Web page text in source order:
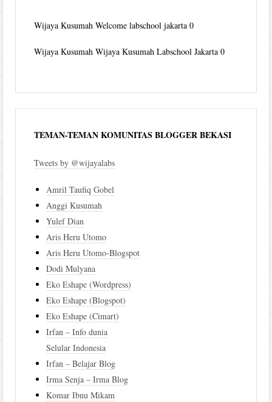
Wijaya Kusumah Welcome labschool jakarta 0
Wijaya Kusumah Wijaya Kusumah Labschool Jakarta 0
TEMAN-TEMAN KOMUNITAS BLOGGER BEKASI
Tweets by @wijayalabs
Amril Taufiq Gobel
Anggi Kusumah
Yulef Dian
Aris Heru Utomo
Aris Heru Utomo-Blogspot
Dodi Mulyana
Eko Eshape (Wordpress)
Eko Eshape (Blogspot)
Eko Eshape (Cimart)
Irfan – Info dunia
Selular Indonesia
Irfan – Belajar Blog
Irma Senja – Irma Blog
Komar Ibnu Mikam